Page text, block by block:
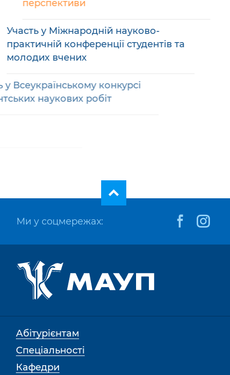
перспективи
Участь у Міжнародній науково-
практичній конференції студентів та
молодих вчених
Участь у Всеукраїнському конкурсі
студентських наукових робіт
Ми у соцмережах:
Абітурієнтам
Спеціальності
Кафедри